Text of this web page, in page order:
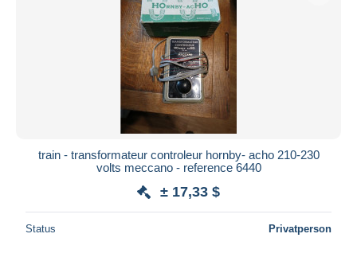
train - transformateur controleur hornby- acho 210-230
volts meccano - reference 6440
± 17,33 $
Status Privatperson